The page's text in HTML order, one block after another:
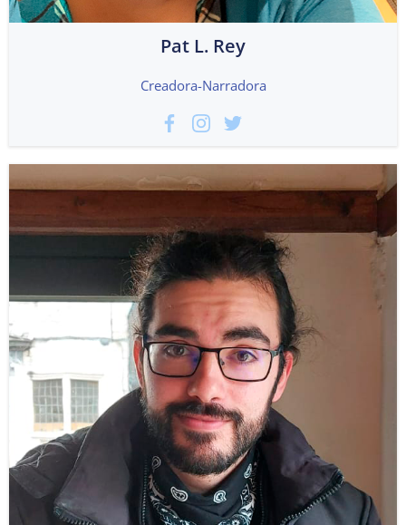
Pat L. Rey
Creadora-Narradora